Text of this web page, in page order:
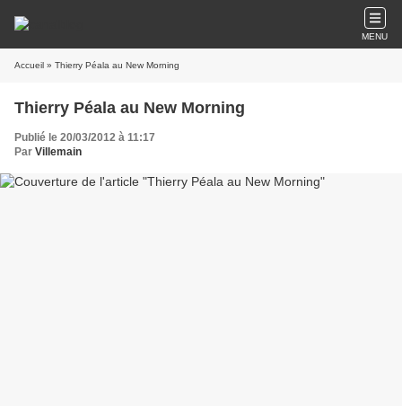
MENU
Accueil » Thierry Péala au New Morning
Thierry Péala au New Morning
Publié le 20/03/2012 à 11:17
Par Villemain